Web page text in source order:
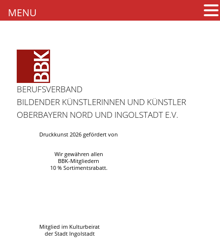
BERUFSVERBAND
BILDENDER KÜNSTLERINNEN UND KÜNSTLER
OBERBAYERN NORD UND INGOLSTADT E.V.
Druckkunst 2026 gefördert von
Wir gewähren allen
BBK-Mitgliedern
10 % Sortimentsrabatt.
Mitglied im Kulturbeirat
der Stadt Ingolstadt
MENU